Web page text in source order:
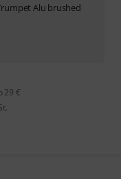
Alu brushed
29 €